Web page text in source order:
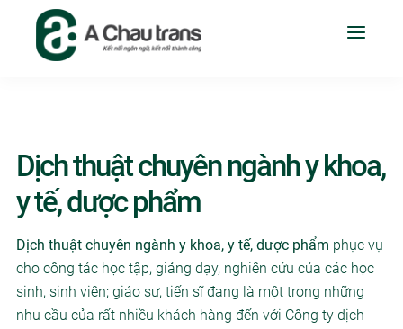
Dịch thuật chuyên ngành y khoa,
y tế, dược phẩm
Dịch thuật chuyên ngành y khoa, y tế, dược phẩm phục vụ
cho công tác học tập, giảng dạy, nghiên cứu của các học
sinh, sinh viên; giáo sư, tiến sĩ đang là một trong những
nhu cầu của rất nhiều khách hàng đến với Công ty dịch